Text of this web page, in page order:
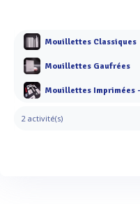
Mouillettes Classiques
Mouillettes Gaufrées
Mouillettes Imprimées
2 activité(s)